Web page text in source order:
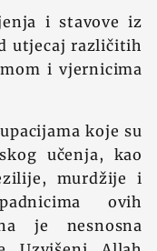
i stavove iz
utjecaj različitih
i vjernicima
koje su
učenja, kao
murdžije i
ovih
je nesnosna